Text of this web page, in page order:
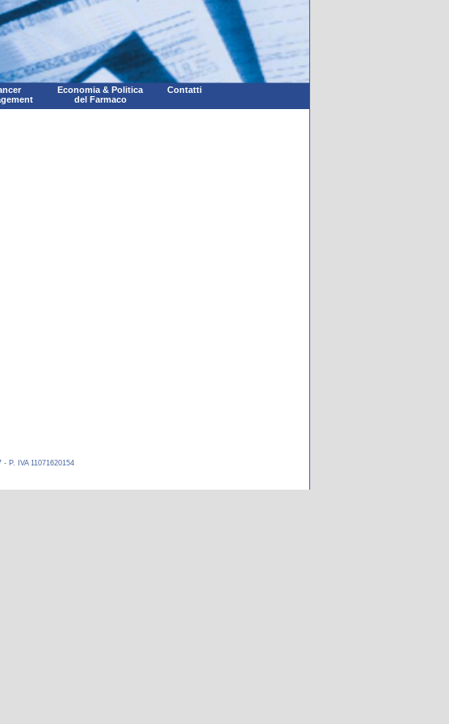
Economia & Politica
del Farmaco
Contatti
P. IVA 11071620154